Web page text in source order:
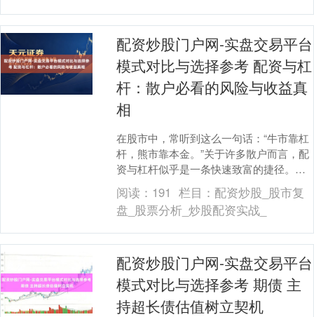
配资炒股门户网-实盘交易平台
模式对比与选择参考 配资与杠
杆：散户必看的风险与收益真
相
在股市中，常听到这么一句话：“牛市靠杠
杆，熊市靠本金。”关于许多散户而言，配
资与杠杆似乎是一条快速致富的捷径。干
系词，这条路上铺满的不单是是黄金，还
有深不见底的....
阅读： 191 栏目： 配资炒股_股市复
盘_股票分析_炒股配资实战_
配资炒股门户网-实盘交易平台
模式对比与选择参考 期债 主
持超长债估值树立契机